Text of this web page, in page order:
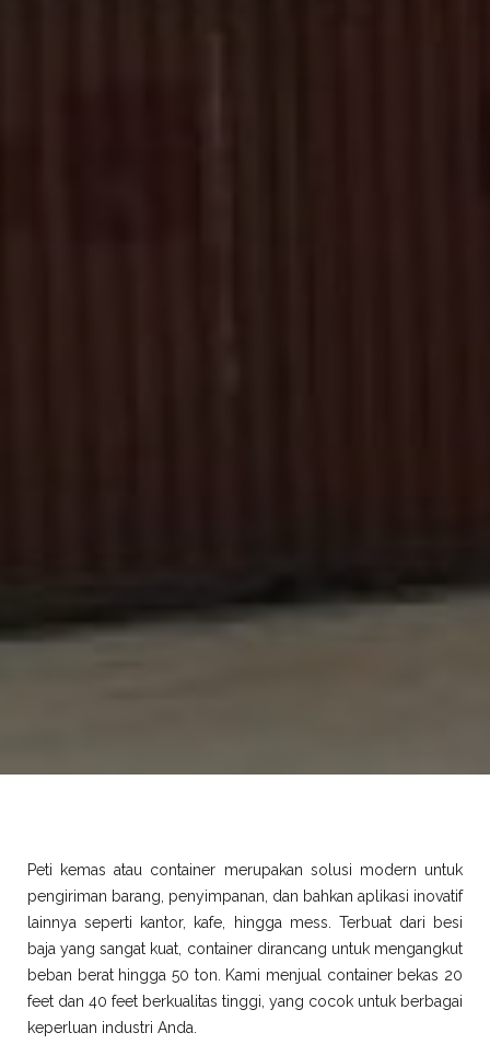
Peti kemas atau container merupakan solusi modern untuk
pengiriman barang, penyimpanan, dan bahkan aplikasi inovatif
lainnya seperti kantor, kafe, hingga mess. Terbuat dari besi
baja yang sangat kuat, container dirancang untuk mengangkut
beban berat hingga 50 ton. Kami menjual container bekas 20
feet dan 40 feet berkualitas tinggi, yang cocok untuk berbagai
keperluan industri Anda.